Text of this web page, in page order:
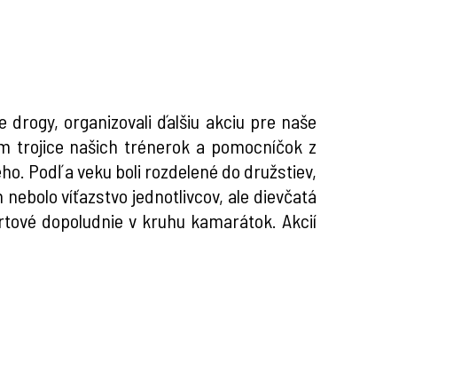
organizovali ďalšiu akciu pre naše
trojice našich trénerok a pomocníčok z
Podľa veku boli rozdelené do družstiev,
víťazstvo jednotlivcov, ale dievčatá
dopoludnie v kruhu kamarátok. Akcií